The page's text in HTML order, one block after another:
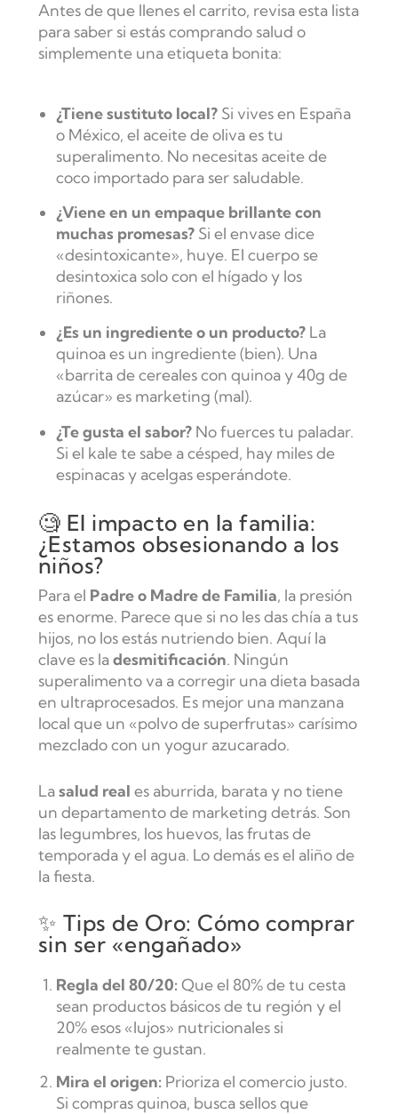
Antes de que llenes el carrito, revisa esta lista
para saber si estás comprando salud o
simplemente una etiqueta bonita:
¿Tiene sustituto local?Si vives en España
o México, el aceite de oliva es tu
superalimento. No necesitas aceite de
coco importado para ser saludable.
¿Viene en un empaque brillante con
muchas promesas? Si el envase dice
«desintoxicante», huye. El cuerpo se
desintoxica solo con el hígado y los
riñones.
¿Es un ingrediente o un producto? La
quinoa es un ingrediente (bien). Una
«barrita de cereales con quinoa y 40g de
azúcar» es marketing (mal).
¿Te gusta el sabor?No fuerces tu paladar.
Si el kale te sabe a césped, hay miles de
espinacas y acelgas esperándote.
🧐 El impacto en la familia:
¿Estamos obsesionando a los
niños?
Para el Padre o Madre de Familia, la presión
es enorme. Parece que si no les das chía a tus
hijos, no los estás nutriendo bien. Aquí la
clave es ladesmitificación. Ningún
superalimento va a corregir una dieta basada
en ultraprocesados. Es mejor una manzana
local que un «polvo de superfrutas» carísimo
mezclado con un yogur azucarado.
Lasalud real es aburrida, barata y no tiene
un departamento de marketing detrás. Son
las legumbres, los huevos, las frutas de
temporada y el agua. Lo demás es el aliño de
la fiesta.
✨ Tips de Oro: Cómo comprar
sin ser «engañado»
Regla del 80/20: Que el 80% de tu cesta
sean productos básicos de tu región y el
20% esos «lujos» nutricionales si
realmente te gustan.
Mira el origen: Prioriza el comercio justo.
Si compras quinoa, busca sellos que